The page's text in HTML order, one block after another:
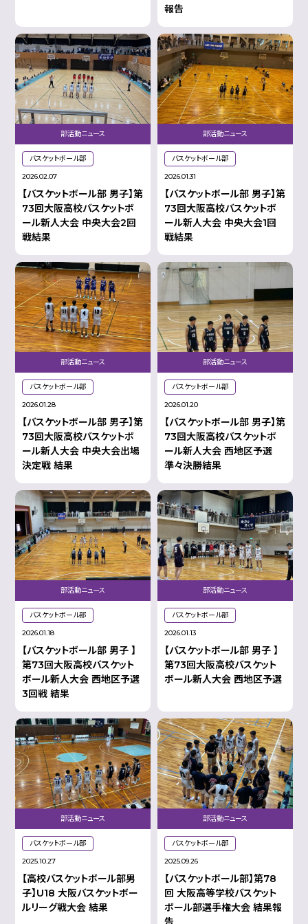
報告
2026.02.07
部活動ニュース
バスケットボール部
【バスケットボール部 男子】第
73回大阪高校バスケットボ
ール新人大会 中央大会2回
戦結果
2026.01.31
部活動ニュース
バスケットボール部
【バスケットボール部 男子】第
73回大阪高校バスケットボ
ール新人大会 中央大会1回
戦結果
2026.01.28
部活動ニュース
バスケットボール部
【バスケットボール部 男子】第
73回大阪高校バスケットボ
ール新人大会 中央大会出場
決定戦 結果
2026.01.20
部活動ニュース
バスケットボール部
【バスケットボール部 男子】第
73回大阪高校バスケットボ
ール新人大会 西地区予選
準々決勝結果
2026.01.18
部活動ニュース
バスケットボール部
【バスケットボール部 男子 】
第73回大阪高校バスケット
ボール新人大会 西地区予選
3回戦 結果
2026.01.13
部活動ニュース
バスケットボール部
【バスケットボール部 男子 】
第73回大阪高校バスケット
ボール新人大会 西地区予選
2025.10.27
部活動ニュース
バスケットボール部
【高校バスケットボール部男
子】U18 大阪バスケットボー
ルリーグ戦大会 結果
2025.09.26
部活動ニュース
バスケットボール部
【バスケットボール部】第78
回 大阪高等学校バスケット
ボール部選手権大会 結果報